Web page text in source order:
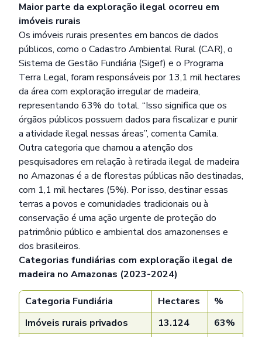
Maior parte da exploração ilegal ocorreu em
imóveis rurais
Os imóveis rurais presentes em bancos de dados
públicos, como o Cadastro Ambiental Rural (CAR), o
Sistema de Gestão Fundiária (Sigef) e o Programa
Terra Legal, foram responsáveis por 13,1 mil hectares
da área com exploração irregular de madeira,
representando 63% do total. “Isso significa que os
órgãos públicos possuem dados para fiscalizar e punir
a atividade ilegal nessas áreas”, comenta Camila.
Outra categoria que chamou a atenção dos
pesquisadores em relação à retirada ilegal de madeira
no Amazonas é a de florestas públicas não destinadas,
com 1,1 mil hectares (5%). Por isso, destinar essas
terras a povos e comunidades tradicionais ou à
conservação é uma ação urgente de proteção do
patrimônio público e ambiental dos amazonenses e
dos brasileiros.
Categorias fundiárias com exploração ilegal de
madeira no Amazonas (2023-2024)
Categoria Fundiária Hectares
%
Imóveis rurais privados
13.124
63%